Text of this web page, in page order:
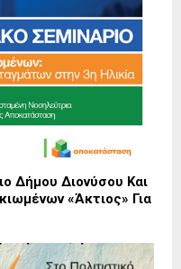
Δήμου Διονύσου Και
«Άκτιος» Για